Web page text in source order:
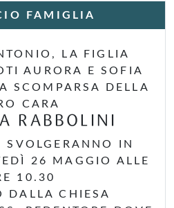
FAMIGLIA
LA FIGLIA
AURORA E SOFIA
SCOMPARSA DELLA
CARA
RABBOLINI
SVOLGERANNO IN
26 MAGGIO ALLE
10.30
DALLA CHIESA